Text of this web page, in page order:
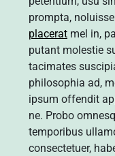
prompta,
placerat mel in,
putant molestie
tacimates
philosophia ad,
ipsum offendit
ne. Probo
temporibus
consectetuer,